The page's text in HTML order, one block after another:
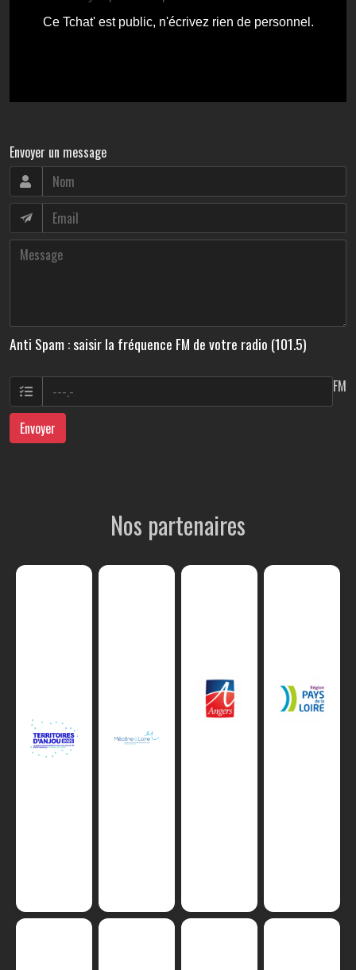
Envoyer un message
Anti Spam : saisir la fréquence FM de votre radio (101.5)
FM
Envoyer
Nos partenaires